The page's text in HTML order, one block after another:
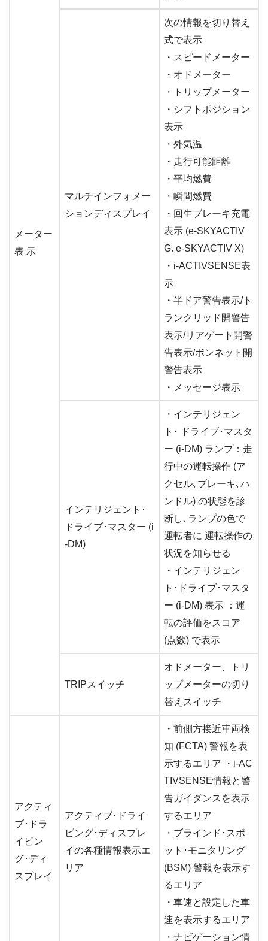
メーター
表 示
マルチインフォメー
ションディスプレイ
次の情報を切り替え
式で表示
・スピードメーター
・オドメーター
・トリップメーター
・シフトポジション
表示
・外気温
・走行可能距離
・平均燃費
・瞬間燃費
・回生ブレーキ充電
表示 (e-SKYACTIV
G､e-SKYACTIV X)
・i-ACTIVSENSE表
示
・半ドア警告表示/ト
ランクリッド開警告
表示/リアゲート開警
告表示/ボンネット開
警告表示
・メッセージ表示
インテリジェント･
ドライブ･マスター (i
-DM)
・インテリジェン
ト･ ドライブ･マスタ
ー (i-DM) ランプ：走
行中の運転操作 (ア
クセル､ブレーキ､ハ
ンドル) の状態を診
断し､ランプの色で
運転者に 運転操作の
状況を知らせる
・インテリジェン
ト･ドライブ･マスタ
ー (i-DM) 表示 ：運
転の評価をスコア
(点数) で表示
TRIPスイッチ
オドメーター、トリ
ップメーターの切り
替えスイッチ
アクティ
ブ･ドラ
イビン
グ･ディ
スプレイ
アクティブ･ドライ
ビング･ディスプレ
イの各種情報表示エ
リア
・前側方接近車両検
知 (FCTA) 警報を表
示するエリア ・i-AC
TIVSENSE情報と警
告ガイダンスを表示
するエリア
・ブラインド･スポ
ット･モニタリング
(BSM) 警報を表示す
るエリア
・車速と設定した車
速を表示するエリア
・ナビゲーション情